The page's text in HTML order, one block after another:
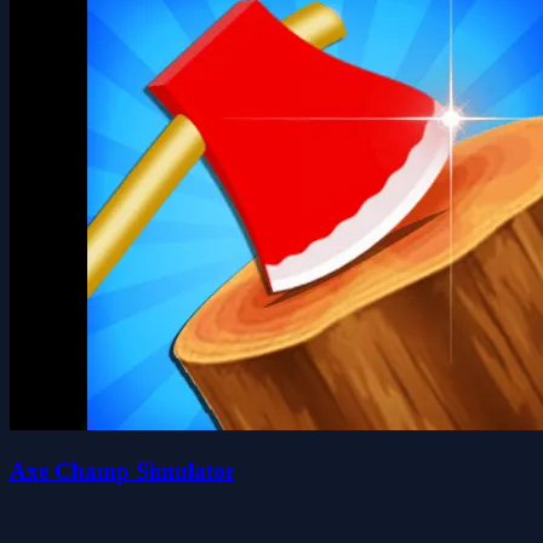
Axe Champ Simulator